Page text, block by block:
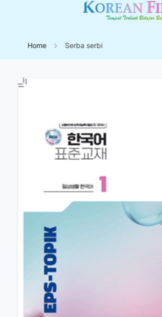
Home Serba serbi